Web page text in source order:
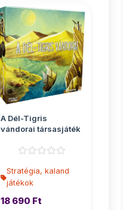
A Dél-Tigris
vándorai társasjáték
Stratégia, kaland
játékok
18 690 Ft